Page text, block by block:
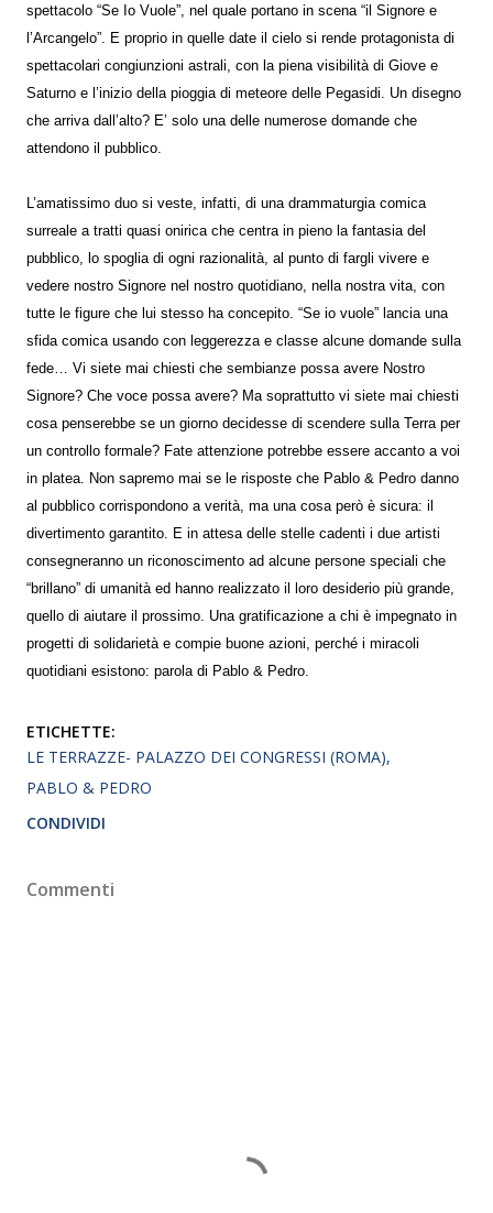
spettacolo “Se Io Vuole”, nel quale portano in scena “il Signore e
l’Arcangelo”. E proprio in quelle date il cielo si rende protagonista di
spettacolari congiunzioni astrali, con la piena visibilità di Giove e
Saturno e l’inizio della pioggia di meteore delle Pegasidi. Un disegno
che arriva dall’alto? E’ solo una delle numerose domande che
attendono il pubblico.
L’amatissimo duo si veste, infatti, di una drammaturgia comica
surreale a tratti quasi onirica che centra in pieno la fantasia del
pubblico, lo spoglia di ogni razionalità, al punto di fargli vivere e
vedere nostro Signore nel nostro quotidiano, nella nostra vita, con
tutte le figure che lui stesso ha concepito. “Se io vuole” lancia una
sfida comica usando con leggerezza e classe alcune domande sulla
fede… Vi siete mai chiesti che sembianze possa avere Nostro
Signore? Che voce possa avere? Ma soprattutto vi siete mai chiesti
cosa penserebbe se un giorno decidesse di scendere sulla Terra per
un controllo formale? Fate attenzione potrebbe essere accanto a voi
in platea. Non sapremo mai se le risposte che Pablo & Pedro danno
al pubblico corrispondono a verità, ma una cosa però è sicura: il
divertimento garantito. E in attesa delle stelle cadenti i due artisti
consegneranno un riconoscimento ad alcune persone speciali che
“brillano” di umanità ed hanno realizzato il loro desiderio più grande,
quello di aiutare il prossimo. Una gratificazione a chi è impegnato in
progetti di solidarietà e compie buone azioni, perché i miracoli
quotidiani esistono: parola di Pablo & Pedro.
ETICHETTE:
LE TERRAZZE- PALAZZO DEI CONGRESSI (ROMA)
PABLO & PEDRO
CONDIVIDI
Commenti